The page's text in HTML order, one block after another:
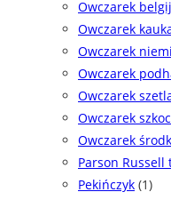
Owczarek
Owczarek
Owczarek
Owczarek
Owczarek
Owczarek
Owczarek
Parson
Pekińczyk (1)